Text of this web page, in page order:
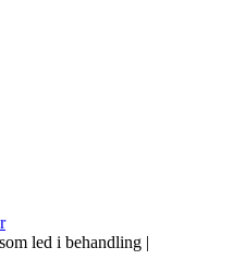
led i behandling |